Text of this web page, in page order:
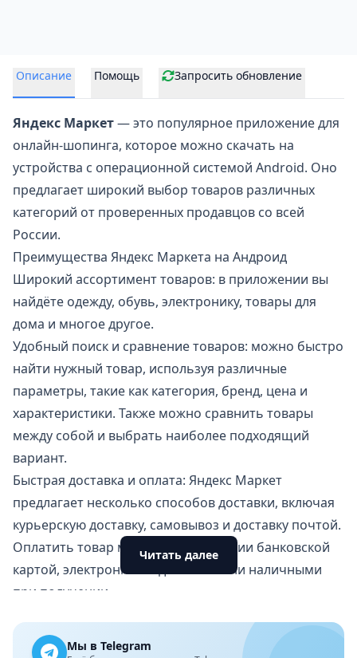
Описание Помощь Запросить обновление
Яндекс Маркет— это популярное приложение для
онлайн-шопинга, которое можно скачать на
устройства с операционной системой Android. Оно
предлагает широкий выбор товаров различных
категорий от проверенных продавцов со всей
России.
Преимущества Яндекс Маркета на Андроид
Широкий ассортимент товаров: в приложении вы
найдёте одежду, обувь, электронику, товары для
дома и многое другое.
Удобный поиск и сравнение товаров: можно быстро
найти нужный товар, используя различные
параметры, такие как категория, бренд, цена и
характеристики. Также можно сравнить товары
между собой и выбрать наиболее подходящий
вариант.
Быстрая доставка и оплата: Яндекс Маркет
предлагает несколько способов доставки, включая
курьерскую доставку, самовывоз и доставку почтой.
Оплатить товар можно в приложении банковской
картой, электронными деньгами или наличными
при получении.
программа кэшбэка
, которая позволяет вернуть
Читать далее
Мы в Telegram